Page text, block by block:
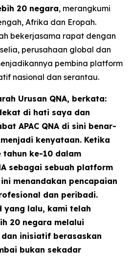
20 negara, merangkumi
Afrika dan Eropah.
bekerjasama rapat dengan
perusahaan global dan
pembina platform
nasional dan serantau.
Urusan QNA, berkata:
di hati saya dan
APAC QNA di sini benar-
kenyataan. Ketika
tahun ke-10 dalam
sebagai sebuah platform
menandakan pencapaian
dan peribadi.
yang lalu, kami telah
20 negara melalui
inisiatif berasaskan
bukan sekadar